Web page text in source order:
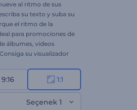
al ritmo de sus
su texto y suba su
el ritmo de la
para promociones de
álbumes, videos
su visualizador
9:16 1:1
Seçenek 1